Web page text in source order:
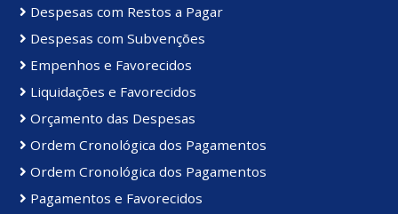
Despesas com Restos a Pagar
Despesas com Subvenções
Empenhos e Favorecidos
Liquidações e Favorecidos
Orçamento das Despesas
Ordem Cronológica dos Pagamentos
Ordem Cronológica dos Pagamentos
Pagamentos e Favorecidos